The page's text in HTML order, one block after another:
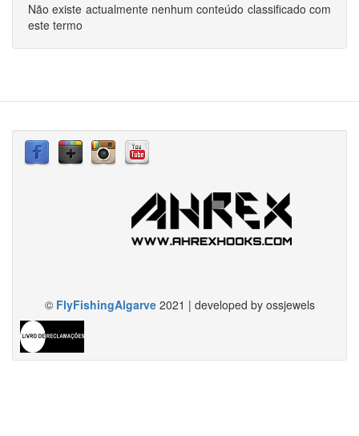
Não existe actualmente nenhum conteúdo classificado com
este termo
© FlyFishingAlgarve2021 | developed by ossjewels